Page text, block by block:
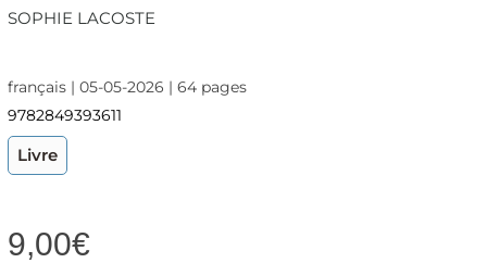
SOPHIE LACOSTE
français | 05-05-2026 | 64 pages
9782849393611
Livre
9,00€